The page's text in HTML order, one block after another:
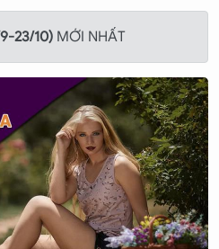
7 sẽ đem lại may mắn cho
Thiên Bình thích những món
quan tới âm nhạc như ipod
với Thiên Bình:Cung Bảo
hợp với Thiên Bình. Sự kết
cũng đem lại nhiều may mắn.
23/10) MỚI NHẤT